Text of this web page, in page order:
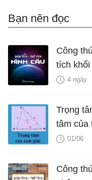
Bạn nên đọc
Công
tích khối
4 ngày
Trọng
tâm của
01/06
Công